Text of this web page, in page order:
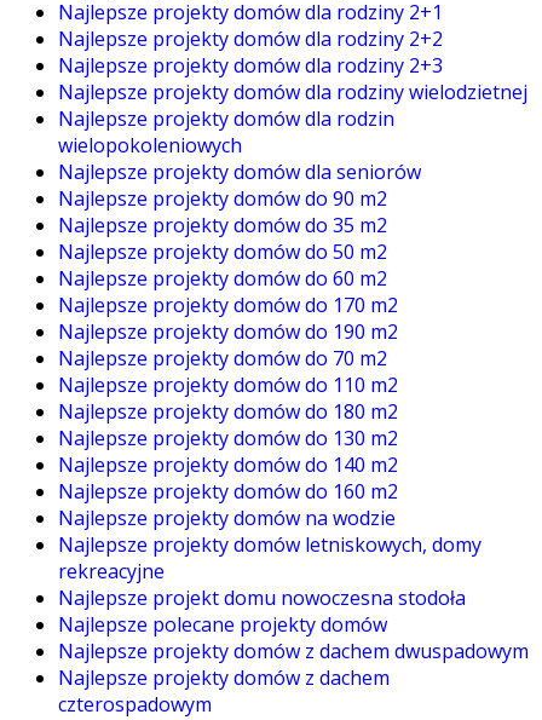
Najlepsze projekty domów dla rodziny 2+1
Najlepsze projekty domów dla rodziny 2+2
Najlepsze projekty domów dla rodziny 2+3
Najlepsze projekty domów dla rodziny wielodzietnej
Najlepsze projekty domów dla rodzin
wielopokoleniowych
Najlepsze projekty domów dla seniorów
Najlepsze projekty domów do 90 m2
Najlepsze projekty domów do 35 m2
Najlepsze projekty domów do 50 m2
Najlepsze projekty domów do 60 m2
Najlepsze projekty domów do 170 m2
Najlepsze projekty domów do 190 m2
Najlepsze projekty domów do 70 m2
Najlepsze projekty domów do 110 m2
Najlepsze projekty domów do 180 m2
Najlepsze projekty domów do 130 m2
Najlepsze projekty domów do 140 m2
Najlepsze projekty domów do 160 m2
Najlepsze projekty domów na wodzie
Najlepsze projekty domów letniskowych, domy
rekreacyjne
Najlepsze projekt domu nowoczesna stodoła
Najlepsze polecane projekty domów
Najlepsze projekty domów z dachem dwuspadowym
Najlepsze projekty domów z dachem
czterospadowym